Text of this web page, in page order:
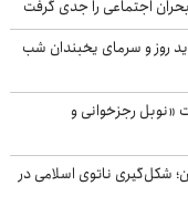
روز و سرمای یخبندان شب
«نوبل رجزخوانی و
شکل‌گیری ناتوی اسلامی در